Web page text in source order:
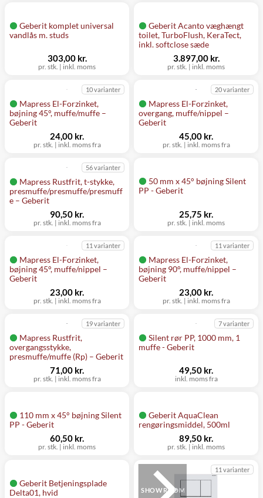
Geberit komplet universal
vandlås m. studs
pr. stk. | inkl. moms
303,00 kr.
Geberit Acanto væghængt
toilet, TurboFlush, KeraTect,
inkl. softclose sæde
pr. stk. | inkl. moms
3.897,00 kr.
Mapress El-Forzinket,
bøjning 45°, muffe/muffe –
Geberit
10 varianter
pr. stk. | inkl. moms fra
24,00 kr.
Mapress El-Forzinket,
overgang, muffe/nippel –
Geberit
20 varianter
pr. stk. | inkl. moms fra
45,00 kr.
Mapress Rustfrit, t-stykke,
presmuffe/presmuffe/presmuff
e – Geberit
56 varianter
pr. stk. | inkl. moms fra
90,50 kr.
50 mm x 45° bøjning Silent
PP - Geberit
pr. stk. | inkl. moms
25,75 kr.
Mapress El-Forzinket,
bøjning 45°, muffe/nippel –
Geberit
11 varianter
pr. stk. | inkl. moms fra
23,00 kr.
Mapress El-Forzinket,
bøjning 90°, muffe/nippel –
Geberit
11 varianter
pr. stk. | inkl. moms fra
23,00 kr.
Mapress Rustfrit,
overgangsstykke,
presmuffe/muffe (Rp) – Geberit
19 varianter
pr. stk. | inkl. moms fra
71,00 kr.
Silent rør PP, 1000 mm, 1
muffe - Geberit
7 varianter
inkl. moms fra
49,50 kr.
110 mm x 45° bøjning Silent
PP - Geberit
pr. stk. | inkl. moms
60,50 kr.
Geberit AquaClean
rengøringsmiddel, 500ml
pr. stk. | inkl. moms
89,50 kr.
Geberit Betjeningsplade
Delta01, hvid
11 varianter
SHOWROOM